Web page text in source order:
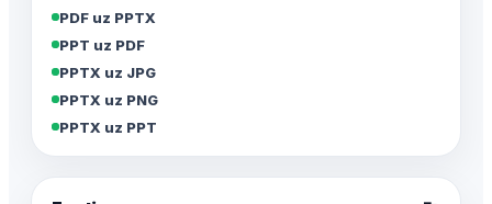
PDF uz PPTX
PPT uz PDF
PPTX uz JPG
PPTX uz PNG
PPTX uz PPT